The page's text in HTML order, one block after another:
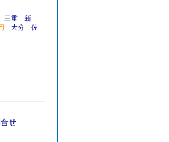
三重
新
大分
佐
せ